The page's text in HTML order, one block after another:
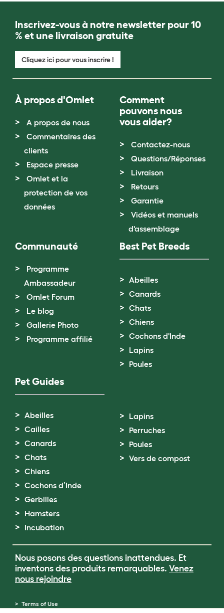
Inscrivez-vous à notre newsletter pour 10
% et une livraison gratuite
Cliquez ici pour vous inscrire !
À propos d'Omlet
A propos de nous
Commentaires des
clients
Espace presse
Omlet et la
protection de vos
données
Comment
pouvons nous
vous aider?
Contactez-nous
Questions/Réponses
Livraison
Retours
Garantie
Vidéos et manuels
d'assemblage
Communauté
Programme
Ambassadeur
Omlet Forum
Le blog
Gallerie Photo
Programme affilié
Best Pet Breeds
Abeilles
Canards
Chats
Chiens
Cochons d'Inde
Lapins
Poules
Pet Guides
Abeilles
Cailles
Canards
Chats
Chiens
Cochons d’Inde
Gerbilles
Hamsters
Incubation
Lapins
Perruches
Poules
Vers de compost
Nous posons des questions inattendues. Et
inventons des produits remarquables. Venez
nous rejoindre
Terms of Use